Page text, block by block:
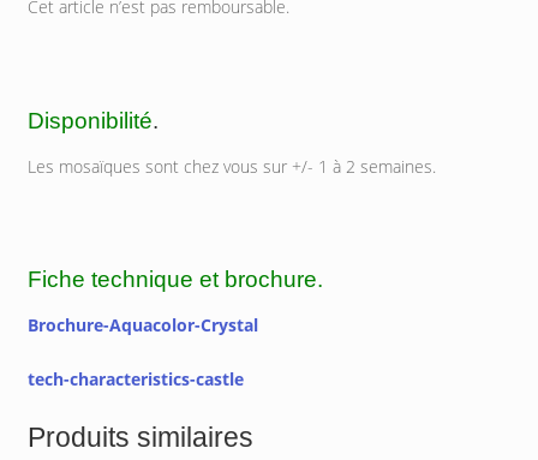
Cet article n’est pas remboursable.
Disponibilité.
Les mosaïques sont chez vous sur +/- 1 à 2 semaines.
Fiche technique et brochure.
Brochure-Aquacolor-Crystal
tech-characteristics-castle
Produits similaires